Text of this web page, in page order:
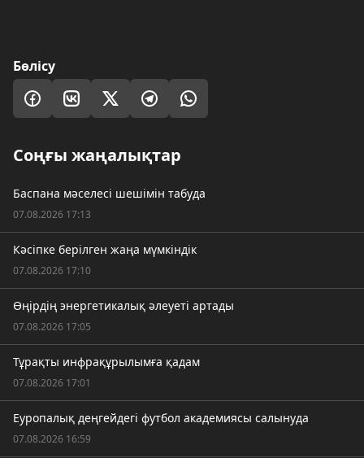
Бөлісу
Соңғы жаңалықтар
Баспана мәселесі шешімін табуда
07.08.2026 17:13
Кәсіпке берілген жаңа мүмкіндік
07.08.2026 17:10
Өңірдің энергетикалық әлеуеті артады
07.08.2026 17:05
Тұрақты инфрақұрылымға қадам
07.08.2026 17:01
Еуропалық деңгейдегі футбол академиясы салынуда
07.08.2026 16:59